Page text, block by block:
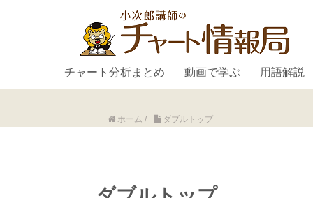
チャート分析まとめ 動画で学ぶ 用語解説
ホーム / ダブルトップ